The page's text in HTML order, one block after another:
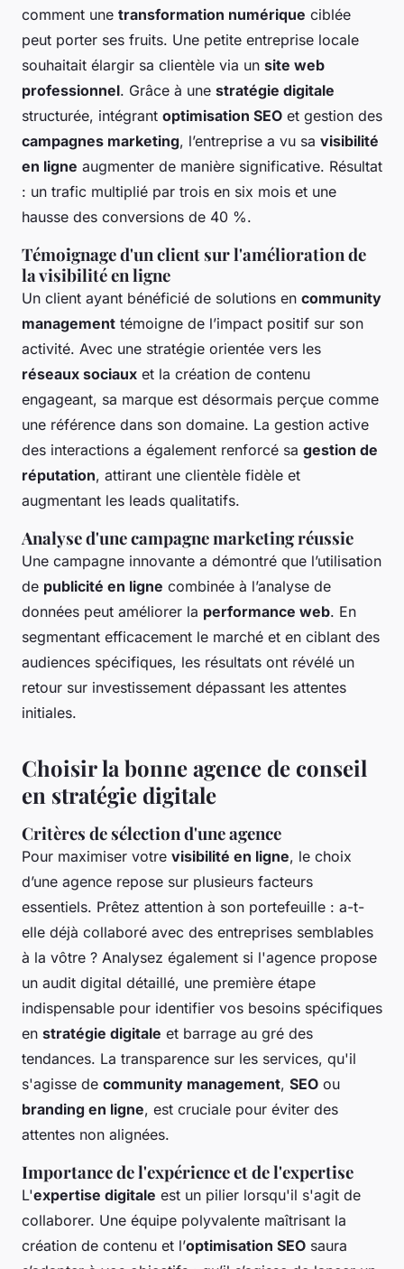
comment une transformation numérique ciblée
peut porter ses fruits. Une petite entreprise locale
souhaitait élargir sa clientèle via un site web
professionnel. Grâce à une stratégie digitale
structurée, intégrant optimisation SEO et gestion des
campagnes marketing, l’entreprise a vu sa visibilité
en ligne augmenter de manière significative. Résultat
: un trafic multiplié par trois en six mois et une
hausse des conversions de 40 %.
Témoignage d'un client sur l'amélioration de
la visibilité en ligne
Un client ayant bénéficié de solutions en community
management témoigne de l’impact positif sur son
activité. Avec une stratégie orientée vers les
réseaux sociaux et la création de contenu
engageant, sa marque est désormais perçue comme
une référence dans son domaine. La gestion active
des interactions a également renforcé sa gestion de
réputation, attirant une clientèle fidèle et
augmentant les leads qualitatifs.
Analyse d'une campagne marketing réussie
Une campagne innovante a démontré que l’utilisation
de publicité en ligne combinée à l’analyse de
données peut améliorer la performance web. En
segmentant efficacement le marché et en ciblant des
audiences spécifiques, les résultats ont révélé un
retour sur investissement dépassant les attentes
initiales.
Choisir la bonne agence de conseil
en stratégie digitale
Critères de sélection d'une agence
Pour maximiser votre visibilité en ligne, le choix
d’une agence repose sur plusieurs facteurs
essentiels. Prêtez attention à son portefeuille : a-t-
elle déjà collaboré avec des entreprises semblables
à la vôtre ? Analysez également si l'agence propose
un audit digital détaillé, une première étape
indispensable pour identifier vos besoins spécifiques
en stratégie digitale et barrage au gré des
tendances. La transparence sur les services, qu'il
s'agisse de community management, SEO ou
branding en ligne, est cruciale pour éviter des
attentes non alignées.
Importance de l'expérience et de l'expertise
L'expertise digitale est un pilier lorsqu'il s'agit de
collaborer. Une équipe polyvalente maîtrisant la
création de contenu et l’optimisation SEO saura